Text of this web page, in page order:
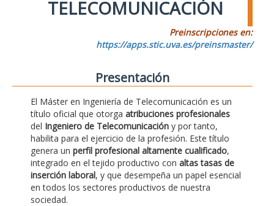
TELECOMUNICACIÓN
Preinscripciones en:
https://apps.stic.uva.es/preinsmaster/
Presentación
El Máster en Ingeniería de Telecomunicación es un
título oficial que otorga atribuciones profesionales
del Ingeniero de Telecomunicación y por tanto,
habilita para el ejercicio de la profesión. Este título
genera un perfil profesional altamente cualificado,
integrado en el tejido productivo con altas tasas de
inserción laboral, y que desempeña un papel esencial
en todos los sectores productivos de nuestra
sociedad.